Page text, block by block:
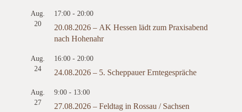
Aug.
20
17:00 - 20:00
20.08.2026 – AK Hessen lädt zum Praxisabend
nach Hohenahr
Aug.
24
16:00 - 20:00
24.08.2026 – 5. Scheppauer Erntegespräche
Aug.
27
9:00 - 13:00
27.08.2026 – Feldtag in Rossau / Sachsen